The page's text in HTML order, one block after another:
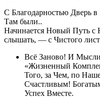
С Благодарностью Дверь
Там были..
Начинается Новый Путь с
слышать, — с Чистого
Всё Заново! И
«Жизненный
Того, за Чем, по
Счастливым!
Успех Вместе.